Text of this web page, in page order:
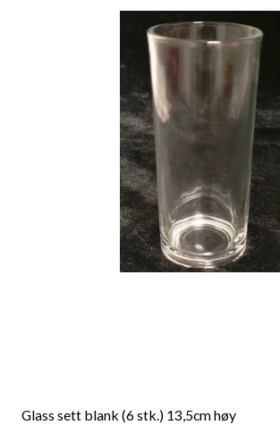
Glass sett blank (6 stk.) 13,5cm høy